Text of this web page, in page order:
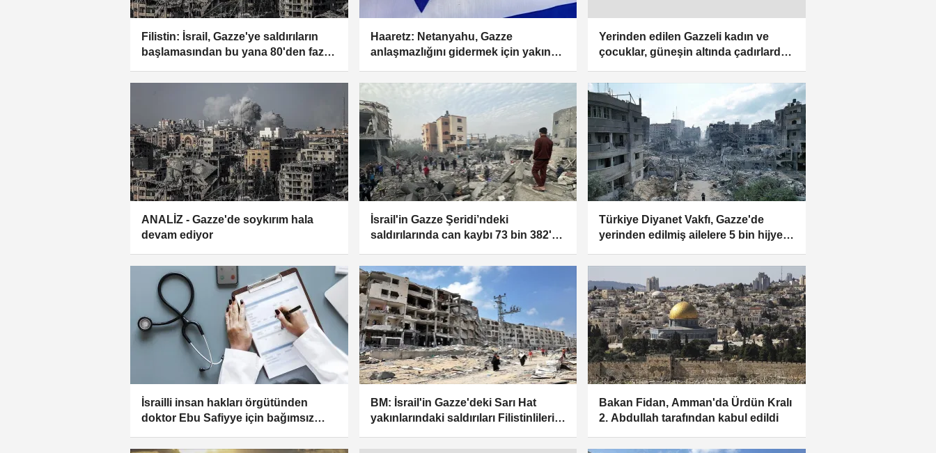
Filistin: İsrail, Gazze'ye saldırıların
başlamasından bu yana 80'den fazla
Haaretz: Netanyahu, Gazze
anlaşmazlığını gidermek için yakın
Yerinden edilen Gazzeli kadın ve
çocuklar, güneşin altında çadırlarda
çalışıyor
ANALİZ - Gazze'de soykırım hala
devam ediyor
İsrail'in Gazze Şeridi’ndeki
saldırılarında can kaybı 73 bin 382'ye
Türkiye Diyanet Vakfı, Gazze'de
yerinden edilmiş ailelere 5 bin hijyen
İsrailli insan hakları örgütünden
doktor Ebu Safiyye için bağımsız
BM: İsrail'in Gazze'deki Sarı Hat
yakınlarındaki saldırıları Filistinlilerin
Bakan Fidan, Amman'da Ürdün Kralı
2. Abdullah tarafından kabul edildi